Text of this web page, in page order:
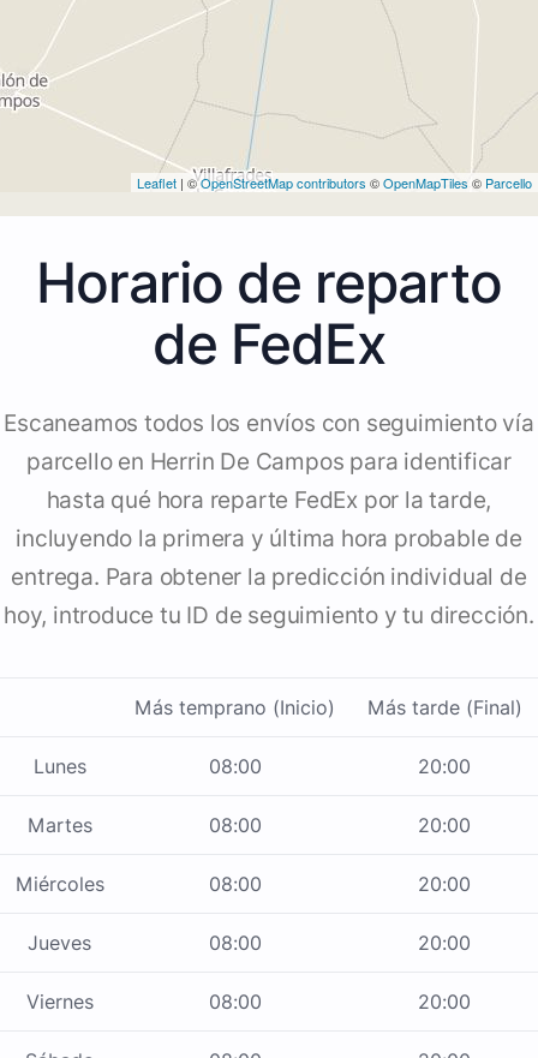
Leaflet | ©OpenStreetMap contributors ©OpenMapTiles © Parcello
Horario de reparto
de FedEx
Escaneamos todos los envíos con seguimiento vía
parcello en Herrin De Campos para identificar
hasta qué hora reparte FedEx por la tarde,
incluyendo la primera y última hora probable de
entrega. Para obtener la predicción individual de
hoy, introduce tu ID de seguimiento y tu dirección.
Más temprano (Inicio) Más tarde (Final)
Lunes 08:00 20:00
Martes 08:00 20:00
Miércoles 08:00 20:00
Jueves 08:00 20:00
Viernes 08:00 20:00